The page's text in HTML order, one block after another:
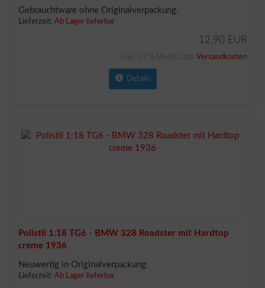
Gebrauchtware ohne Originalverpackung.
Lieferzeit: Ab Lager lieferbar
12,90 EUR
Versandkosten
Details
Polistil 1:18 TG6 - BMW 328 Roadster mit Hardtop
creme 1936
Neuwertig in Originalverpackung.
Lieferzeit: Ab Lager lieferbar